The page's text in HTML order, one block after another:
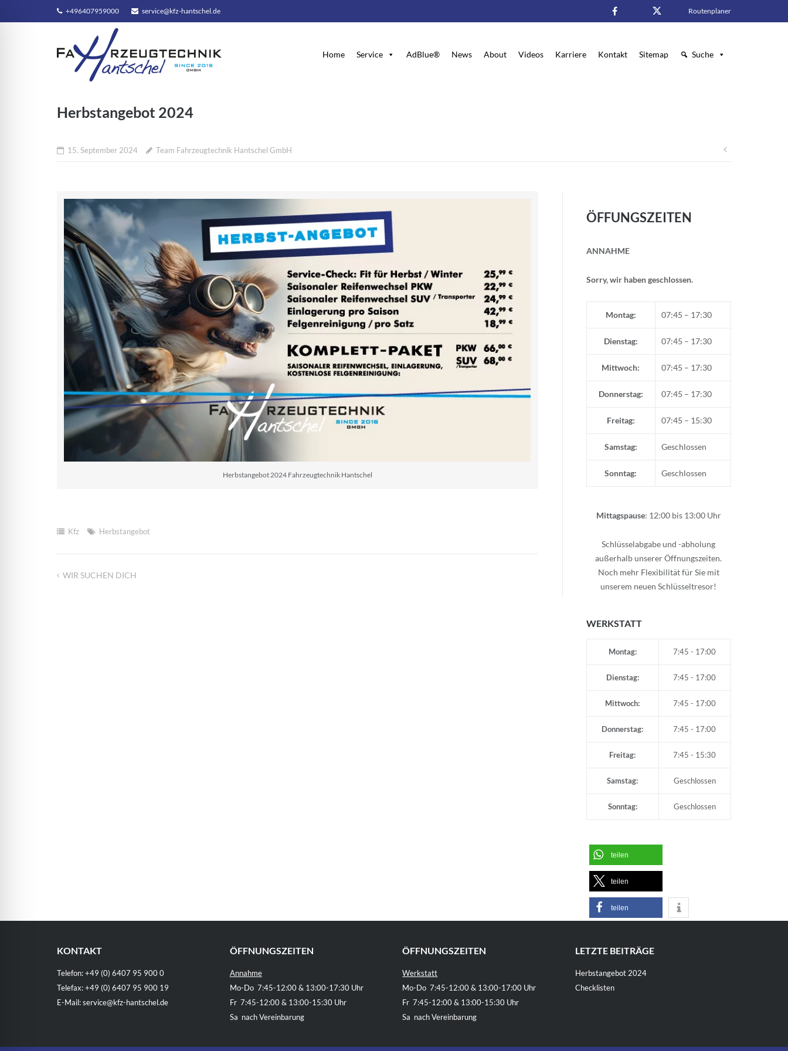
+496407959000 service@kfz-hantschel.de Routenplaner
Home Service AdBlue® News About Videos Karriere Kontakt Sitemap Suche
Herbstangebot 2024
15. September 2024 Team Fahrzeugtechnik Hantschel GmbH
Herbstangebot 2024 Fahrzeugtechnik Hantschel
Kfz Herbstangebot
WIR SUCHEN DICH
ÖFFUNGSZEITEN
ANNAHME
Sorry, wir haben geschlossen.
Montag: 07:45 – 17:30
Dienstag: 07:45 – 17:30
Mittwoch: 07:45 – 17:30
Donnerstag: 07:45 – 17:30
Freitag: 07:45 – 15:30
Samstag: Geschlossen
Sonntag: Geschlossen
Mittagspause: 12:00 bis 13:00 Uhr
Schlüsselabgabe und -abholung
außerhalb unserer Öffnungszeiten.
Noch mehr Flexibilität für Sie mit
unserem neuen Schlüsseltresor!
WERKSTATT
Montag: 7:45 - 17:00
Dienstag: 7:45 - 17:00
Mittwoch: 7:45 - 17:00
Donnerstag: 7:45 - 17:00
Freitag: 7:45 - 15:30
Samstag: Geschlossen
Sonntag: Geschlossen
teilen
teilen
teilen
KONTAKT
Telefon: +49 (0) 6407 95 900 0
Telefax: +49 (0) 6407 95 900 19
E-Mail: service@kfz-hantschel.de
ÖFFNUNGSZEITEN
Annahme
Mo-Do 7:45-12:00 & 13:00-17:30 Uhr
Fr 7:45-12:00 & 13:00-15:30 Uhr
Sa nach Vereinbarung
ÖFFNUNGSZEITEN
Werkstatt
Mo-Do 7:45-12:00 & 13:00-17:00 Uhr
Fr 7:45-12:00 & 13:00-15:30 Uhr
Sa nach Vereinbarung
LETZTE BEITRÄGE
Herbstangebot 2024
Checklisten